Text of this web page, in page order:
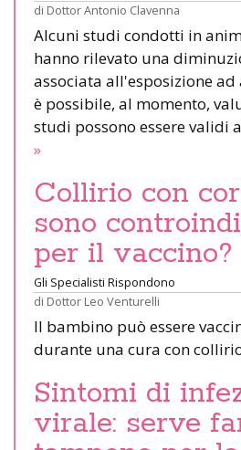
di Dottor Antonio Clavenna
Alcuni studi condotti in
hanno rilevato una
associata all'esposizione
è possibile, al momento,
studi possono essere validi
»
Collirio con
sono
per il vaccino?
Gli Specialisti Rispondono
di Dottor Leo Venturelli
Il bambino può essere
durante una cura con
Sintomi di
virale: serve